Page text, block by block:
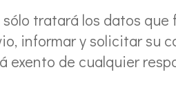
tratará los datos
informar y solicitar su
exento de cualquier